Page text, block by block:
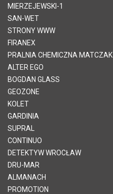
MIERZEJEWSKI-1
SAN-WET
STRONY WWW
FIRANEX
PRALNIA CHEMICZNA MATCZAK
ALTER EGO
BOGDAN GLASS
GEOZONE
KOLET
GARDINIA
SUPRAL
CONTINUO
DETEKTYW WROCŁAW
DRU-MAR
ALMANACH
PROMOTION